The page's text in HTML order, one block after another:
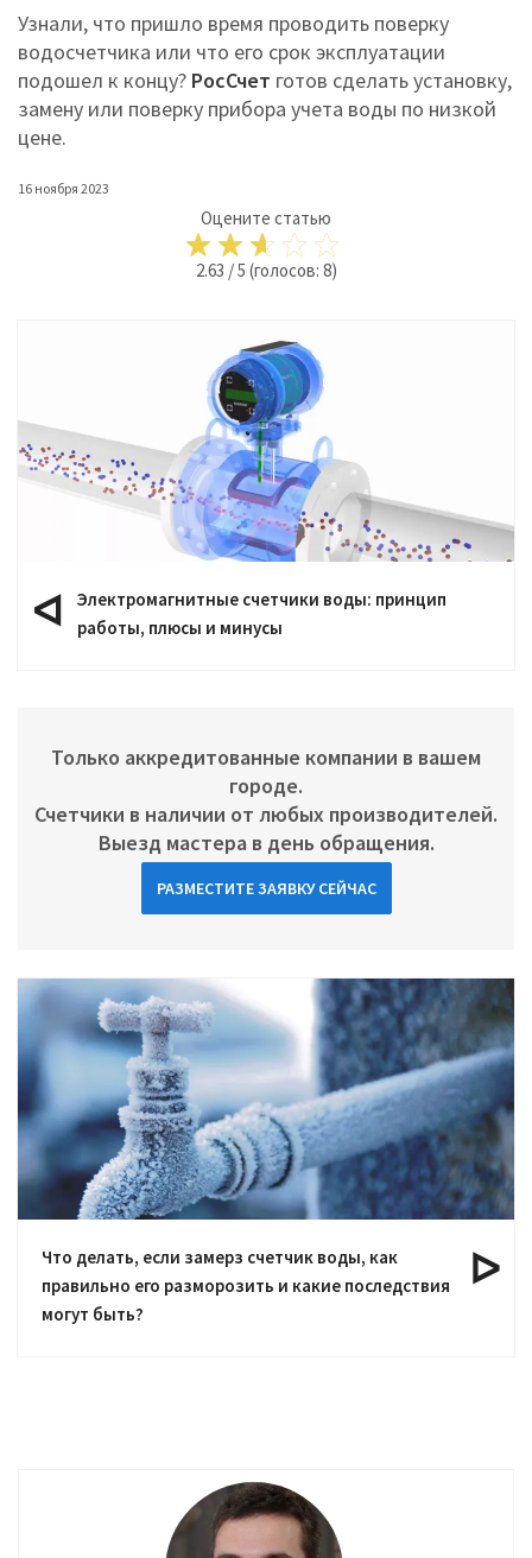
Узнали, что пришло время проводить поверку
водосчетчика или что его срок эксплуатации
подошел к концу? РосСчет готов сделать установку,
замену или поверку прибора учета воды по низкой
цене.
16 ноября 2023
Оцените статью
2.63 /5 (голосов: 8)
Электромагнитные счетчики воды: принцип
работы, плюсы и минусы
Только аккредитованные компании в вашем
городе.
Счетчики в наличии от любых производителей.
Выезд мастера в день обращения.
РАЗМЕСТИТЕ ЗАЯВКУ СЕЙЧАС
Что делать, если замерз счетчик воды, как
правильно его разморозить и какие последствия
могут быть?